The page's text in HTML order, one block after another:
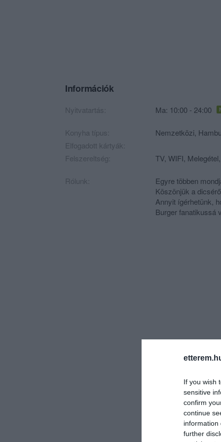
If you wish
sensitive
confirm
continue
information
further
Információk
Nyitvatartás: Ma: 10:00 - 24:00
Konyha típus: Nemzetközi,
Elfogadott kártyák:
Felszereltség:
TV, WIFI,
Rólunk:
Egyre többen
Köszönjük a
Annyit ígérhetünk,
Burger fanatikussá